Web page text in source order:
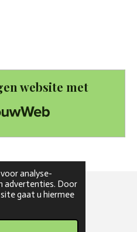
analyse-
advertenties. Door
gaat u hiermee
website met